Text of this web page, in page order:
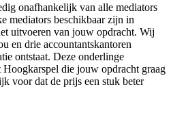
onafhankelijk van alle mediators
mediators beschikbaar zijn in
uitvoeren van jouw opdracht. Wij
en drie accountantskantoren
ontstaat. Deze onderlinge
die jouw opdracht graag
voor dat de prijs een stuk beter